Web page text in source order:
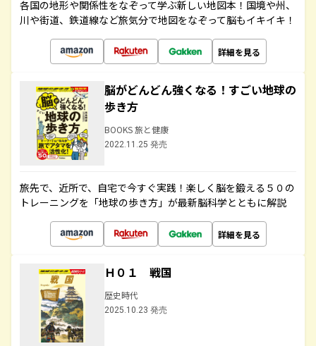
各国の地形や関係性をなぞって学ぶ新しい地図本！国境や州、
川や街道、鉄道線など旅気分で地図をなぞって脳もイキイキ！
詳細を見る
脳がどんどん強くなる！すごい地球の
歩き方
BOOKS 旅と健康
2022.11.25 発売
旅先で、近所で、自宅で今すぐ実践！楽しく脳を鍛える５０の
トレーニングを「地球の歩き方」が最新脳科学とともに解説
詳細を見る
Ｈ０１ 戦国
歴史時代
2025.10.23 発売